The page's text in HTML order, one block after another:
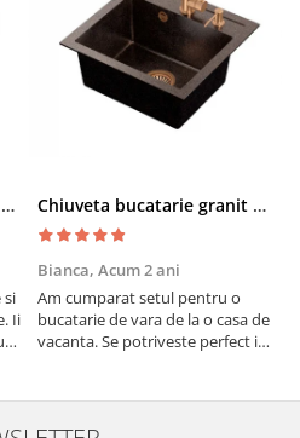
Oala de gatit multicooker 11 functii Instant Pot Pro Crisp 8 + Air Fryer 7.6 lt
si
Ii
Chiuveta bucatarie granit cu finisaj negru perlat/cupru Steingran Art Copper cu dozator si baterie Quadron
Bianca, Acum 2 ani
Am cumparat setul pentru o
bucatarie de vara de la o casa de
vacanta. Se potriveste perfect in
buna, recomand cu drag !